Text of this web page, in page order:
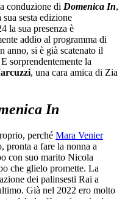
conduzione di Domenica In,
sesta edizione
la sua presenza è
addio al programma di
anno, si è già scatenato il
sorprendentemente la
, una cara amica di Zia
In
perché Mara Venier
pronta a fare la nonna a
con suo marito Nicola
che glielo promette. La
dei palinsesti Rai a
Già nel 2022 ero molto